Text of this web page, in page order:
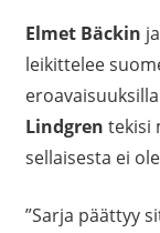
Elmet Bäckin ja
leikittelee
Lindgren tekisi
sellaisesta ei
”Sarja päättyy